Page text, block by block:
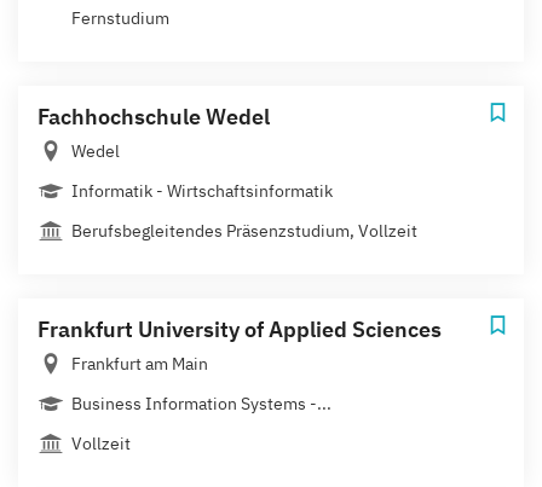
Fernstudium
Fachhochschule Wedel
Wedel
Informatik - Wirtschaftsinformatik
Berufsbegleitendes Präsenzstudium, Vollzeit
Frankfurt University of Applied Sciences
Frankfurt am Main
Business Information Systems -...
Vollzeit